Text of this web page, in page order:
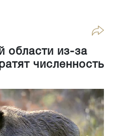
области из-за
численность